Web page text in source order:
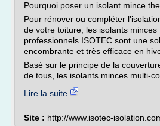
Pourquoi poser un isolant mince
Pour rénover ou compléter
de votre toiture, les isolants
professionnels ISOTEC sont une
encombrante et très efficace en
Basé sur le principe de la
de tous, les isolants minces multi-
Lire la suite
Site : http://www.isotec-